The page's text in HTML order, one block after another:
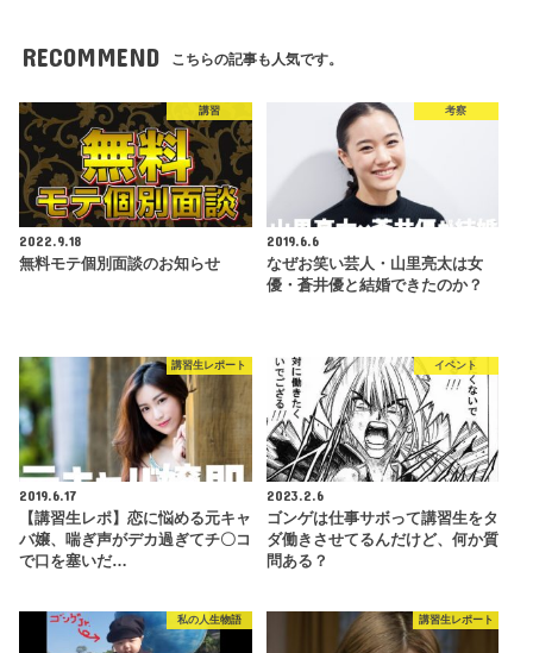
RECOMMEND こちらの記事も人気です。
講習
2022.9.18
無料モテ個別面談のお知らせ
考察
2019.6.6
なぜお笑い芸人・山里亮太は女
優・蒼井優と結婚できたのか？
講習生レポート
2019.6.17
【講習生レポ】恋に悩める元キャ
バ嬢、喘ぎ声がデカ過ぎてチ〇コ
で口を塞いだ…
イベント
2023.2.6
ゴンゲは仕事サボって講習生をタ
ダ働きさせてるんだけど、何か質
問ある？
私の人生物語 講習生レポート